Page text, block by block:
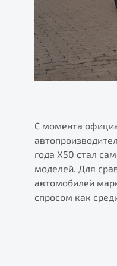
С момента
года X50 стал
моделей. Для
автомобилей
спросом как